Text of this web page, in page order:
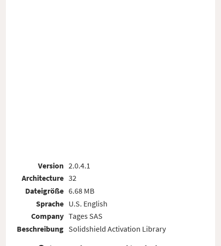
Version
Architecture
Dateigröße
Sprache
Company
Beschreibung
2.0.4.1
32
6.68 MB
U.S. English
Tages SAS
Solidshield Activation Library